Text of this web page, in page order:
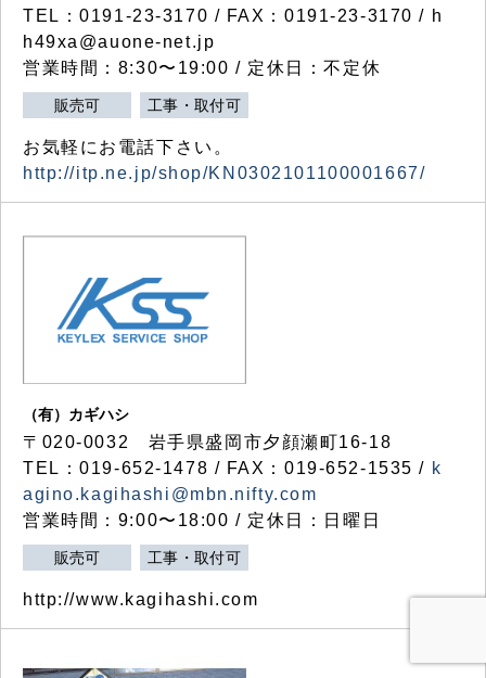
TEL：0191-23-3170 / FAX：0191-23-3170 / h
h49xa@auone-net.jp
営業時間：8:30〜19:00 / 定休日：不定休
販売可 工事・取付可
お気軽にお電話下さい。
http://itp.ne.jp/shop/KN0302101100001667/
（有）カギハシ
〒020-0032 岩手県盛岡市夕顔瀬町16-18
TEL：019-652-1478 / FAX：019-652-1535 / k
agino.kagihashi@mbn.nifty.com
営業時間：9:00〜18:00 / 定休日：日曜日
販売可 工事・取付可
http://www.kagihashi.com